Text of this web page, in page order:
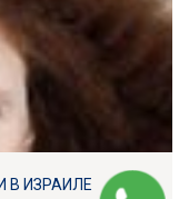
В ИЗРАИЛЕ